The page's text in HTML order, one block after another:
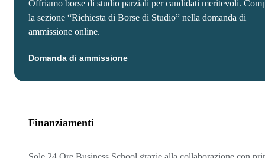
Offriamo borse di studio parziali per candidati meritevoli.
la sezione “Richiesta di Borse di Studio” nella domanda di
ammissione online.
Domanda di ammissione
Finanziamenti